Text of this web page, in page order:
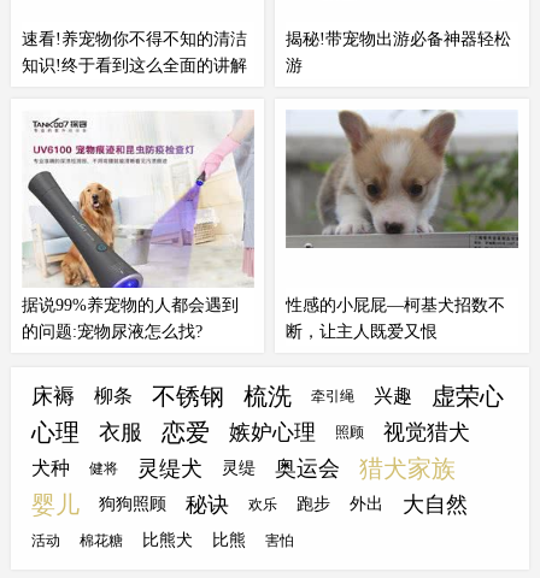
速看!养宠物你不得不知的清洁
知识!终于看到这么全面的讲解
可避免！有网友称，家里养的边境
牧羊犬是长毛狗狗，每天早上的基
本清理是标配：吸尘器和拖把。即
使做了两轮清洁，不一会儿功夫家
里又出现一团两团的毛毛~在家看
电视，沙发上全是毛，出门逛街，
衣服上全是毛，甚至吃饭用到的碗
里面，也全是毛！
揭秘!带宠物出游必备神器轻松
游
至关重要。想象一下，你和你的毛
茸茸的朋友一起在蓝天下露营，周
围是清新的空气和自然的美景。但
是，如果没有合适的装备，这样的
旅行很快就会变成一场灾难。首当
其冲的就是安全性问题——你希望
据说99%养宠物的人都会遇到
的问题:宠物尿液怎么找?
都知道，你家猫咪或狗狗难免会在
家里某个角落撒尿，若不及时清理
会给家里带来难闻的气味。然而猫
咪和狗狗等宠物
可能在家里的任何
一个角落留下尿液，有些甚至在隐
秘的角落里难以发现，这给我们的
清理工作带来了极大的麻烦。
性感的小屁屁—柯基犬招数不
断，让主人既爱又恨
管饲养什么，都要提前搞懂它的性
情和习性，这样才不至于手忙脚
乱，不知所措，搞的一头雾水。特
别是对那些比较难缠的宠物
主人都无法驾驭，不知如何是好。
有时候会有种后悔收养的感觉，甚
至想要抛弃或者送人，实在没招，
床褥 柳条 不锈钢 梳洗 牵引绳 兴趣
虚荣心
心理
衣服 恋爱 嫉妒心理 照顾 视觉猎犬
犬种 健将 灵缇犬 灵缇 奥运会
猎犬家族
婴儿
狗狗照顾 秘诀 欢乐 跑步 外出 大自然
活动 棉花糖 比熊犬 比熊 害怕